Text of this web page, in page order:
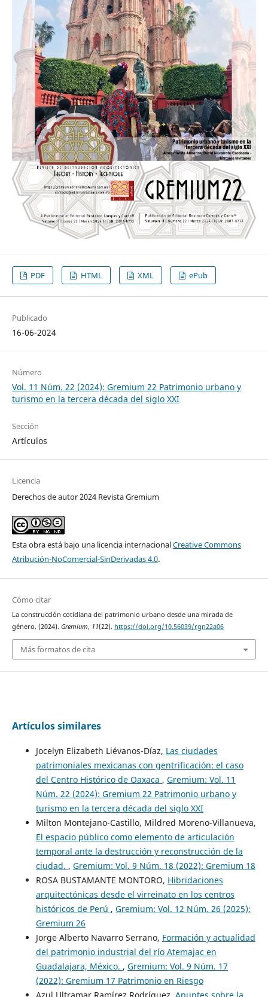
PDF HTML XML ePub
Publicado
16-06-2024
Número
Vol. 11 Núm. 22 (2024): Gremium 22 Patrimonio urbano y
turismo en la tercera década del siglo XXI
Sección
Artículos
Licencia
Derechos de autor 2024 Revista Gremium
Esta obra está bajo una licencia internacionalCreative Commons
Atribución-NoComercial-SinDerivadas 4.0.
Cómo citar
La construcción cotidiana del patrimonio urbano desde una mirada de
género. (2024). Gremium, 11(22). https://doi.org/10.56039/rgn22a06
Más formatos de cita
Artículos similares
Jocelyn Elizabeth Liévanos-Díaz, Las ciudades
patrimoniales mexicanas con gentrificación: el caso
del Centro Histórico de Oaxaca , Gremium: Vol. 11
Núm. 22 (2024): Gremium 22 Patrimonio urbano y
turismo en la tercera década del siglo XXI
Milton Montejano-Castillo, Mildred Moreno-Villanueva,
El espacio público como elemento de articulación
temporal ante la destrucción y reconstrucción de la
ciudad. , Gremium: Vol. 9 Núm. 18 (2022): Gremium 18
ROSA BUSTAMANTE MONTORO, Hibridaciones
arquitectónicas desde el virreinato en los centros
históricos de Perú , Gremium: Vol. 12 Núm. 26 (2025):
Gremium 26
Jorge Alberto Navarro Serrano, Formación y actualidad
del patrimonio industrial del río Atemajac en
Guadalajara, México. , Gremium: Vol. 9 Núm. 17
(2022): Gremium 17 Patrimonio en Riesgo